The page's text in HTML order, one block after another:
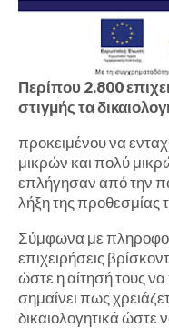
Περίπου 2.800
στιγμής τα
προκειμένου να
μικρών και πολύ
επλήγησαν από την
λήξη της προθεσμίας
Σύμφωνα με
επιχειρήσεις
ώστε η αίτησή τους
σημαίνει πως
δικαιολογητικά ώστε